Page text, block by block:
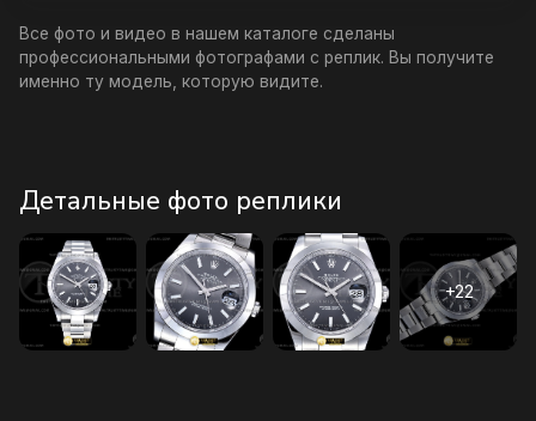
Все фото и видео в нашем каталоге сделаны
профессиональными фотографами с реплик. Вы получите
именно ту модель, которую видите.
Детальные фото реплики